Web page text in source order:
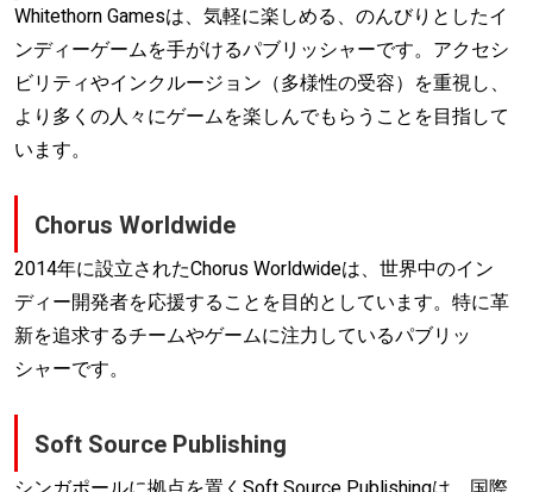
Whitethorn Gamesは、気軽に楽しめる、のんびりとしたイ
ンディーゲームを手がけるパブリッシャーです。アクセシ
ビリティやインクルージョン（多様性の受容）を重視し、
より多くの人々にゲームを楽しんでもらうことを目指して
います。
Chorus Worldwide
2014年に設立されたChorus Worldwideは、世界中のイン
ディー開発者を応援することを目的としています。特に革
新を追求するチームやゲームに注力しているパブリッ
シャーです。
Soft Source Publishing